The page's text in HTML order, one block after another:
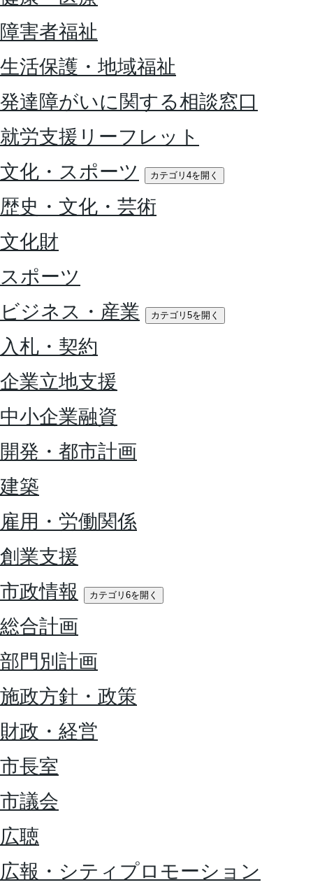
障害者福祉
生活保護・地域福祉
発達障がいに関する相談窓口
就労支援リーフレット
文化・スポーツ
カテゴリ4を開く
歴史・文化・芸術
文化財
スポーツ
ビジネス・産業
カテゴリ5を開く
入札・契約
企業立地支援
中小企業融資
開発・都市計画
建築
雇用・労働関係
創業支援
市政情報
カテゴリ6を開く
総合計画
部門別計画
施政方針・政策
財政・経営
市長室
市議会
広聴
広報・シティプロモーション